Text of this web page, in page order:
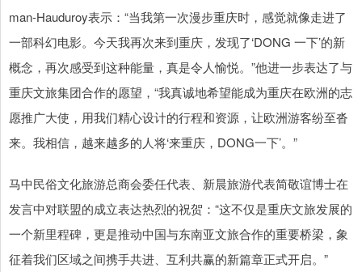
man-Hauduroy表示：“当我第一次漫步重庆时，感觉就像走进了
一部科幻电影。今天我再次来到重庆，发现了‘DONG 一下’的新
概念，再次感受到这种能量，真是令人愉悦。”他进一步表达了与
重庆文旅集团合作的愿望，“我真诚地希望能成为重庆在欧洲的志
愿推广大使，用我们精心设计的行程和资源，让欧洲游客纷至沓
来。我相信，越来越多的人将‘来重庆，DONG一下’。”
马中民俗文化旅游总商会委任代表、新晨旅游代表简敬谊博士在
发言中对联盟的成立表达热烈的祝贺：“这不仅是重庆文旅发展的
一个新里程碑，更是推动中国与东南亚文旅合作的重要桥梁，象
征着我们区域之间携手共进、互利共赢的新篇章正式开启。”